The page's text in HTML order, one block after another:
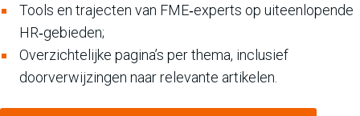
Tools en trajecten van FME‑experts op uiteenlopende
HR‑gebieden;
Overzichtelijke pagina’s per thema, inclusief
doorverwijzingen naar relevante artikelen.